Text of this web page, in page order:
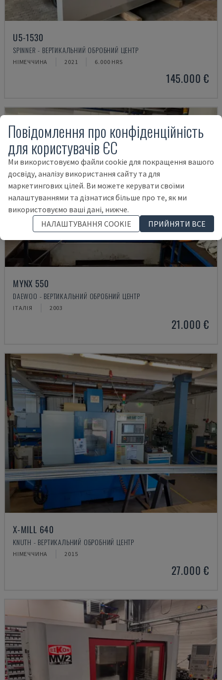
U5-1530
SPINNER - ВЕРТИКАЛЬНИЙ ОБРОБНИЙ ЦЕНТР
НІМЕЧЧИНА 2021 6.000 HRS
145.000 €
MYNX 550
DAEWOO - ВЕРТИКАЛЬНИЙ ОБРОБНИЙ ЦЕНТР
ІТАЛІЯ 2003
21.000 €
X-MILL 640
KNUTH - ВЕРТИКАЛЬНИЙ ОБРОБНИЙ ЦЕНТР
НІМЕЧЧИНА 2015
27.000 €
Повідомлення про конфіденційність
для користувачів ЄС
Ми використовуємо файли cookie для покращення вашого
досвіду, аналізу використання сайту та для
маркетингових цілей. Ви можете керувати своїми
налаштуваннями та дізнатися більше про те, як ми
використовуємо ваші дані, нижче.
НАЛАШТУВАННЯ COOKIE
ПРИЙНЯТИ ВСЕ